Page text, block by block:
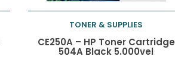
Toevoegen aan
TONER & SUPPLIES
CE250A – HP Toner Cartridge
504A Black 5.000vel